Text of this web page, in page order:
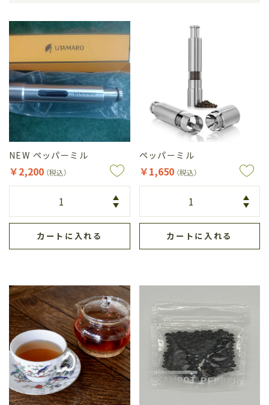
NEW ペッパーミル
￥2,200 （税込）
カートに入れる
ペッパーミル
￥1,650（税込）
カートに入れる